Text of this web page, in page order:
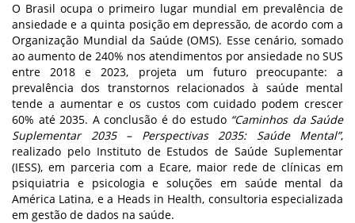
O Brasil ocupa o primeiro lugar mundial em prevalência de
ansiedade e a quinta posição em depressão, de acordo com a
Organização Mundial da Saúde (OMS). Esse cenário, somado
ao aumento de 240% nos atendimentos por ansiedade no SUS
entre 2018 e 2023, projeta um futuro preocupante: a
prevalência dos transtornos relacionados à saúde mental
tende a aumentar e os custos com cuidado podem crescer
60% até 2035. A conclusão é do estudo “Caminhos da Saúde
Suplementar 2035 – Perspectivas 2035: Saúde Mental”,
realizado pelo Instituto de Estudos de Saúde Suplementar
(IESS), em parceria com a Ecare, maior rede de clínicas em
psiquiatria e psicologia e soluções em saúde mental da
América Latina, e a Heads in Health, consultoria especializada
em gestão de dados na saúde.